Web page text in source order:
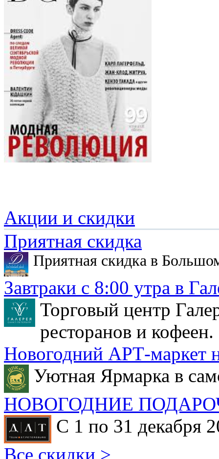
Акции и скидки
Приятная скидка
Приятная скидка в
Завтраки с 8:00 утра в
Торговый центр
ресторанов и кофеен.
Новогодний АРТ-маркет
Уютная Ярмарка в
НОВОГОДНИЕ
С 1 по 31 декабря
Все скидки >